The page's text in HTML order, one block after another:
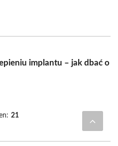
implantu – jak dbać o
21